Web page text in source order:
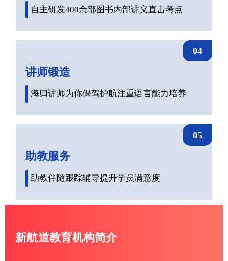
自主研发400余部图书内部讲义直击考点
04
讲师锻造
海归讲师为你保驾护航注重语言能力培养
05
助教服务
助教伴随跟踪辅导提升学员满意度
新航道教育机构简介